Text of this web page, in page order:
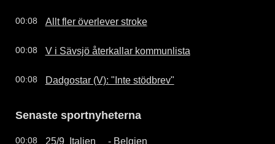
00:08 Allt fler överlever stroke
00:08 V i Sävsjö återkallar kommunlista
00:08 Dadgostar (V): "Inte stödbrev"
Senaste sportnyheterna
00:08 25/9  Italien     - Belgien